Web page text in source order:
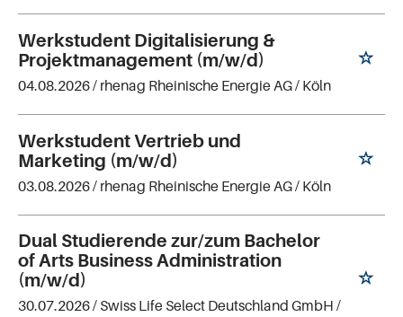
Werkstudent Digitalisierung &
Projektmanagement (m/w/d)
04.08.2026 / rhenag Rheinische Energie AG/ Köln
Werkstudent Vertrieb und
Marketing (m/w/d)
03.08.2026 / rhenag Rheinische Energie AG/ Köln
Dual Studierende zur/zum Bachelor
of Arts Business Administration
(m/w/d)
30.07.2026 / Swiss Life Select Deutschland GmbH /